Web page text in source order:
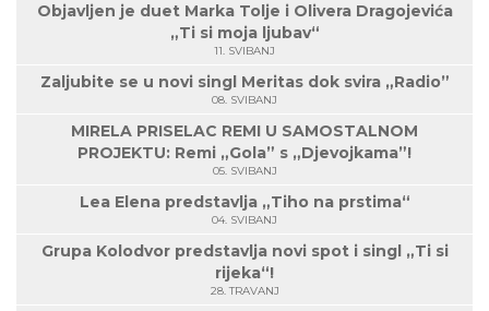
Objavljen je duet Marka Tolje i Olivera Dragojevića
„Ti si moja ljubav“
11. SVIBANJ
Zaljubite se u novi singl Meritas dok svira „Radio”
08. SVIBANJ
MIRELA PRISELAC REMI U SAMOSTALNOM
PROJEKTU: Remi „Gola” s „Djevojkama”!
05. SVIBANJ
Lea Elena predstavlja „Tiho na prstima“
04. SVIBANJ
Grupa Kolodvor predstavlja novi spot i singl „Ti si
rijeka“!
28. TRAVANJ